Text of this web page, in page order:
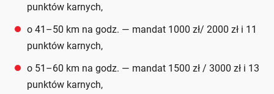
punktów karnych,
o 41–50 km na godz. — mandat 1000 zł/ 2000 zł i 11
punktów karnych,
o 51–60 km na godz. — mandat 1500 zł / 3000 zł i 13
punktów karnych,